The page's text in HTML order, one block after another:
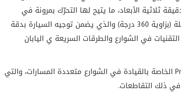
ثلاثية الأبعاد، ما يتيح لها التحرّك بمرونة في
المساحات الضيقة. والثانية نظام الرؤية المحيطية الشاملة (بزاوية 360 درجة) والذي يضمن توجيه السيارة بدقة
في الشوارع والطرقات السريعة ي اليابان
الخاصة بالقيادة في الشوارع متعددة المسارات، والتي
ذلك التقاطعات.